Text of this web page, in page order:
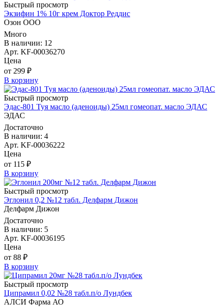
Быстрый просмотр
Экзифин 1% 10г крем Доктор Реддис
Озон ООО
Много
В наличии: 12
Арт. KF-00036270
Цена
от 299 ₽
В корзину
Быстрый просмотр
Эдас-801 Туя масло (аденоиды) 25мл гомеопат. масло ЭДАС
ЭДАС
Достаточно
В наличии: 4
Арт. KF-00036222
Цена
от 115 ₽
В корзину
Быстрый просмотр
Эглонил 0,2 №12 табл. Делфарм Дижон
Делфарм Дижон
Достаточно
В наличии: 5
Арт. KF-00036195
Цена
от 88 ₽
В корзину
Быстрый просмотр
Ципрамил 0,02 №28 табл.п/о Лундбек
АЛСИ Фарма АО